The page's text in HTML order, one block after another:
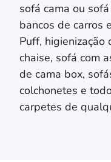
sofá cama ou
bancos de carros
Puff,
chaise, sofá com
de cama box,
colchonetes e
carpetes de